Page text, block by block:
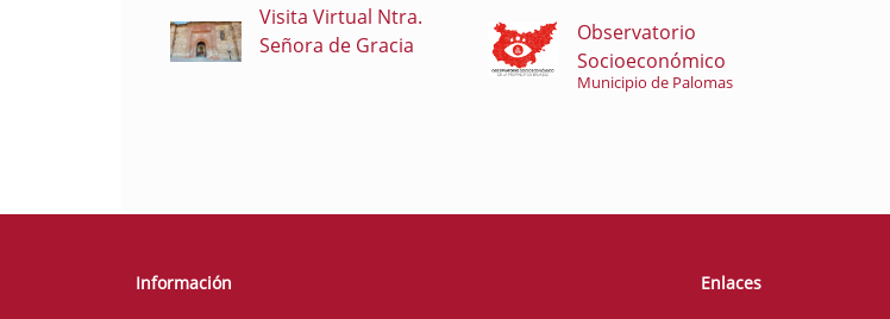
Visita Virtual Ntra.
Señora de Gracia
Observatorio
Socioeconómico
Municipio de Palomas
Información Enlaces